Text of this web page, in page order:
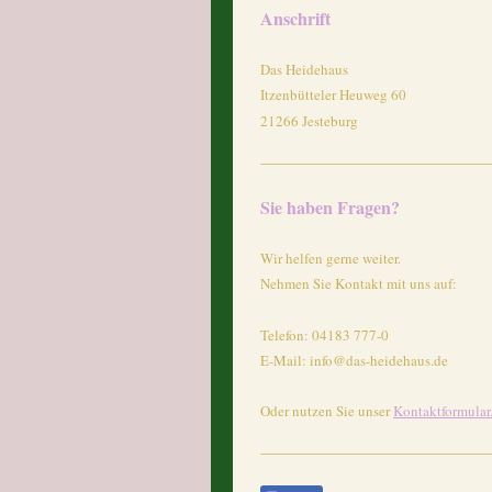
Anschrift
Das Heidehaus
Itzenbütteler Heuweg 60
21266 Jesteburg
Sie haben Fragen?
Wir helfen gerne weiter.
Nehmen Sie Kontakt mit uns auf:
Telefon: 04183 777-0
E-Mail: info@das-heidehaus.de
Oder nutzen Sie unserKontaktformular.